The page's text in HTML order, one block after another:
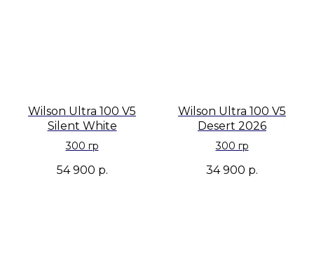
Wilson Ultra 100 V5
Silent White
300 гр
54 900 р.
Wilson Ultra 100 V5
Desert 2026
300 гр
34 900 р.